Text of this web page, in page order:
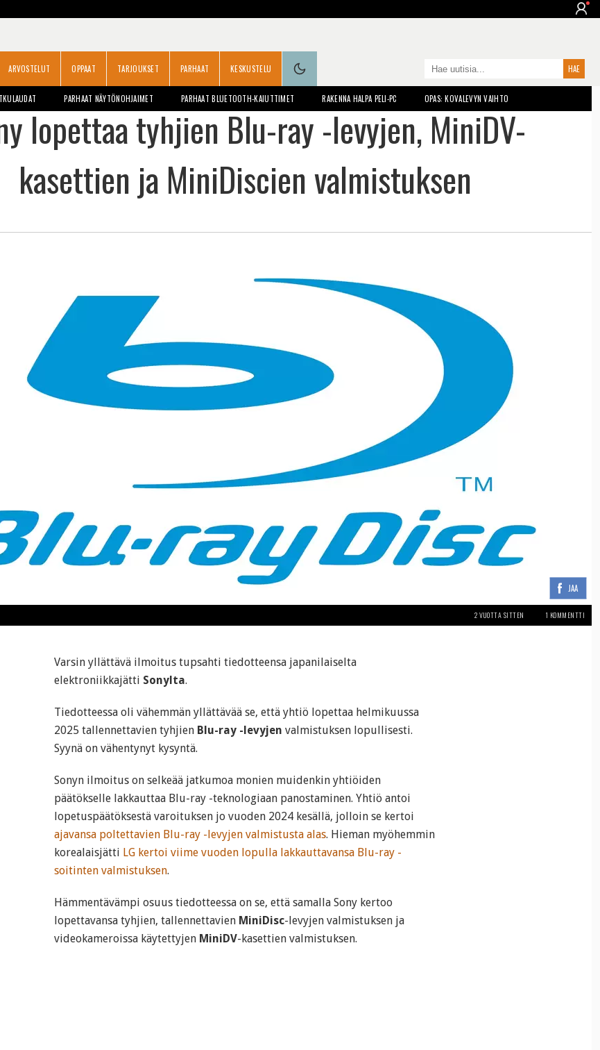
ARVOSTELUT OPPAAT TARJOUKSET PARHAAT KESKUSTELU
PARHAAT NÄYTÖNOHJAIMET PARHAAT BLUETOOTH-KAIUTTIMET RAKENNA HALPA PELI-PC OPAS: KOVALEVYN VAIHTO
lopettaa tyhjien Blu-ray -levyjen, MiniDV-
kasettien ja MiniDiscien valmistuksen
JAA
2 VUOTTA SITTEN 1 KOMMENTTI
Varsin yllättävä ilmoitus tupsahti tiedotteensa japanilaiselta
elektroniikkajätti Sonylta.
Tiedotteessa oli vähemmän yllättävää se, että yhtiö lopettaa helmikuussa
2025 tallennettavien tyhjien Blu-ray -levyjen valmistuksen lopullisesti.
Syynä on vähentynyt kysyntä.
Sonyn ilmoitus on selkeää jatkumoa monien muidenkin yhtiöiden
päätökselle lakkauttaa Blu-ray -teknologiaan panostaminen. Yhtiö antoi
lopetuspäätöksestä varoituksen jo vuoden 2024 kesällä, jolloin se kertoi
ajavansa poltettavien Blu-ray -levyjen valmistusta alas. Hieman myöhemmin
korealaisjätti LG kertoi viime vuoden lopulla lakkauttavansa Blu-ray -
soitinten valmistuksen.
Hämmentävämpi osuus tiedotteessa on se, että samalla Sony kertoo
lopettavansa tyhjien, tallennettavien MiniDisc-levyjen valmistuksen ja
videokameroissa käytettyjen MiniDV-kasettien valmistuksen.